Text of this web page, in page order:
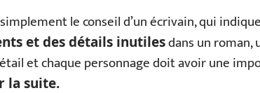
le conseil d’un écrivain, qui
et des détails inutilesdans un roman,
et chaque personnage doit avoir une
la suite.